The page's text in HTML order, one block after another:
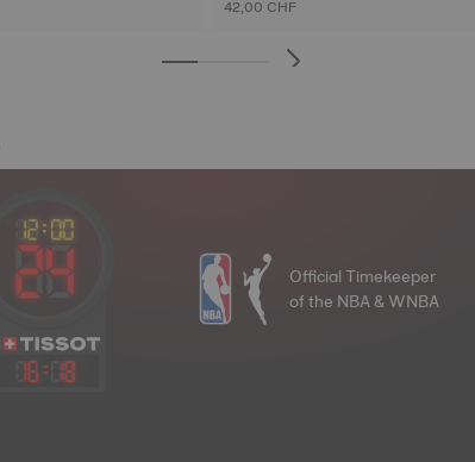
42,00 CHF
16: 18
Official Timekeeper
of the NBA & WNBA